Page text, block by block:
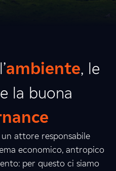
ambiente, le
e la buona
attore responsabile
economico, antropico
per questo ci siamo